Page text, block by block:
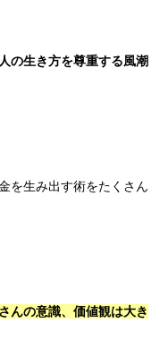
の生き方を尊重する風潮
を生み出す術をたくさん
んの意識、価値観は大き